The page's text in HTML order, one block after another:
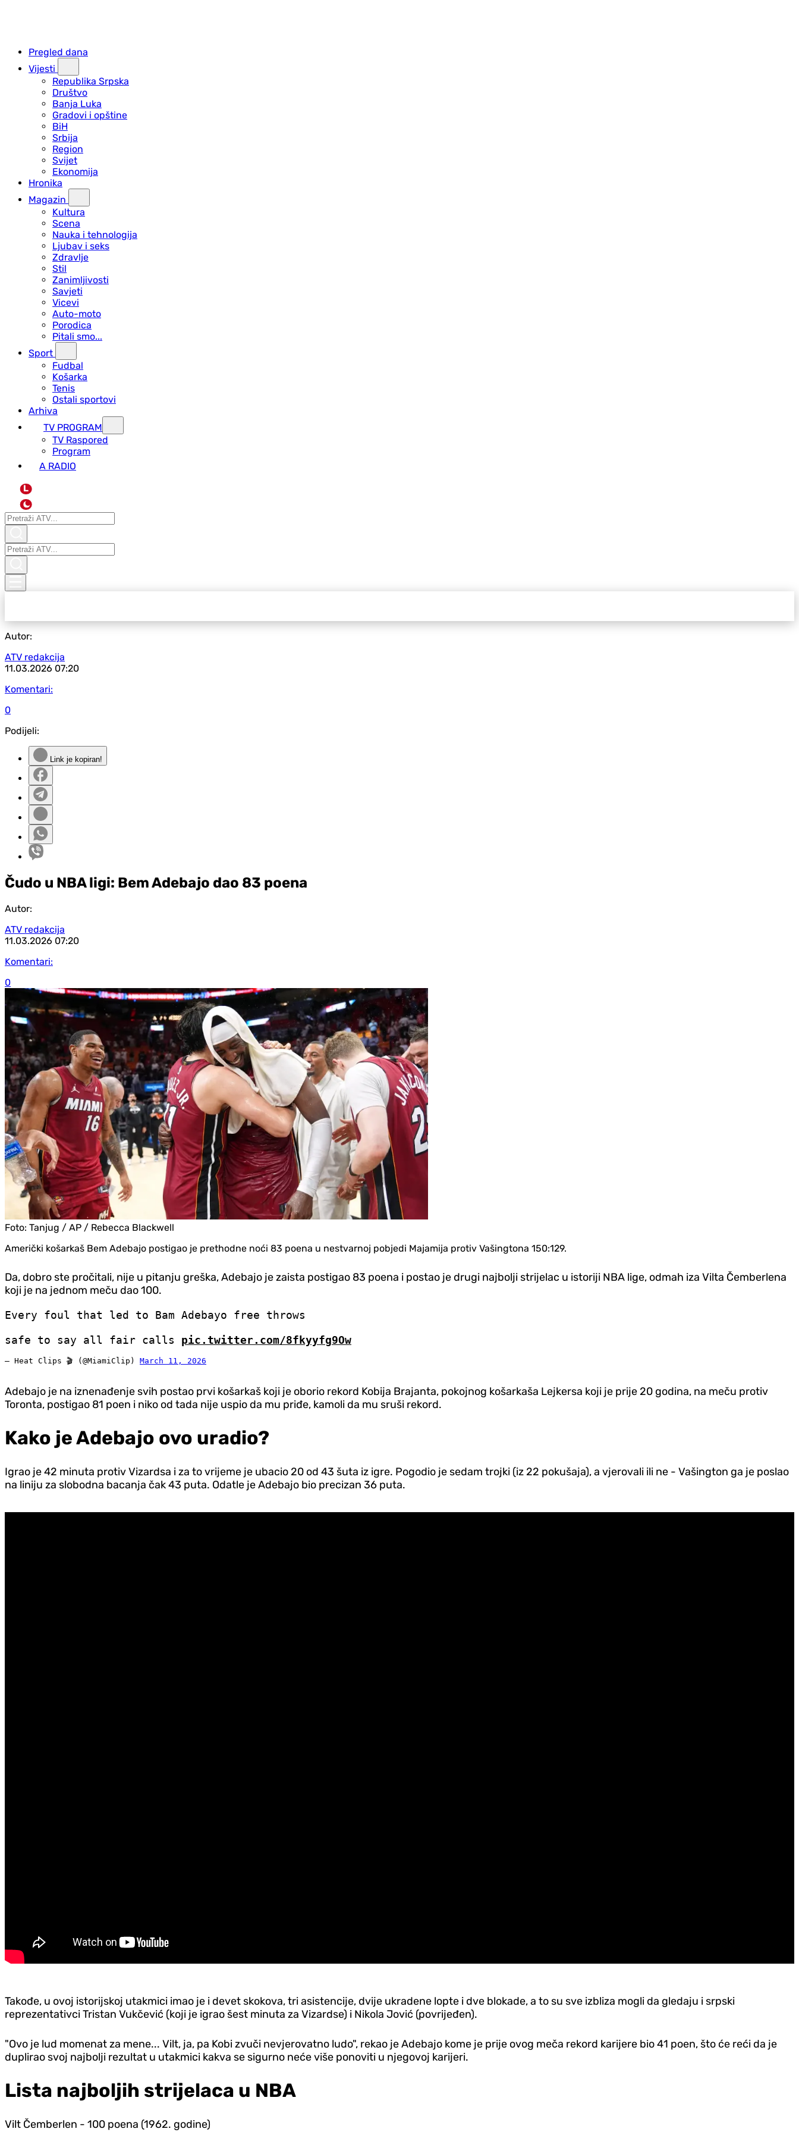
Pregled dana
Vijesti
Republika Srpska
Društvo
Banja Luka
Gradovi i opštine
BiH
Srbija
Region
Svijet
Ekonomija
Hronika
Magazin
Kultura
Scena
Nauka i tehnologija
Ljubav i seks
Zdravlje
Stil
Zanimljivosti
Savjeti
Vicevi
Auto-moto
Porodica
Pitali smo...
Sport
Fudbal
Košarka
Tenis
Ostali sportovi
Arhiva
TV PROGRAM
ТV Raspored
Program
A RADIO
L
Autor:
ATV redakcija
11.03.2026 07:20
Komentari:
0
Podijeli:
Link je kopiran!
Čudo u NBA ligi: Bem Adebajo dao 83 poena
Autor:
ATV redakcija
11.03.2026 07:20
Komentari:
0
Foto: Tanjug / AP / Rebecca Blackwell
Američki košarkaš Bem Adebajo postigao je prethodne noći 83 poena u nestvarnoj pobjedi Majamija protiv Vašingtona 150:129.
Da, dobro ste pročitali, nije u pitanju greška, Adebajo je zaista postigao 83 poena i postao je drugi najbolji strijelac u istoriji NBA lige, odmah iza Vilta Čemberlena
koji je na jednom meču dao 100.
Every foul that led to Bam Adebayo free throws
safe to say all fair calls pic.twitter.com/8fkyyfg9Ow
— Heat Clips 🎬 (@MiamiClip) March 11, 2026
Adebajo je na iznenađenje svih postao prvi košarkaš koji je oborio rekord Kobija Brajanta, pokojnog košarkaša Lejkersa koji je prije 20 godina, na meču protiv
Toronta, postigao 81 poen i niko od tada nije uspio da mu priđe, kamoli da mu sruši rekord.
Kako je Adebajo ovo uradio?
Igrao je 42 minuta protiv Vizardsa i za to vrijeme je ubacio 20 od 43 šuta iz igre. Pogodio je sedam trojki (iz 22 pokušaja), a vjerovali ili ne - Vašington ga je poslao
na liniju za slobodna bacanja čak 43 puta. Odatle je Adebajo bio precizan 36 puta.
Takođe, u ovoj istorijskoj utakmici imao je i devet skokova, tri asistencije, dvije ukradene lopte i dve blokade, a to su sve izbliza mogli da gledaju i srpski
reprezentativci Tristan Vukčević (koji je igrao šest minuta za Vizardse) i Nikola Jović (povrijeđen).
"Ovo je lud momenat za mene... Vilt, ja, pa Kobi zvuči nevjerovatno ludo", rekao je Adebajo kome je prije ovog meča rekord karijere bio 41 poen, što će reći da je
duplirao svoj najbolji rezultat u utakmici kakva se sigurno neće više ponoviti u njegovoj karijeri.
Lista najboljih strijelaca u NBA
Vilt Čemberlen - 100 poena (1962. godine)